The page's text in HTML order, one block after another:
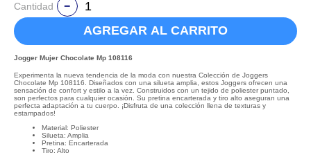
Cantidad
AGREGAR AL CARRITO
Jogger Mujer Chocolate Mp 108116
Experimenta la nueva tendencia de la moda con nuestra Colección de Joggers
Chocolate Mp 108116. Diseñados con una silueta amplia, estos Joggers ofrecen una
sensación de confort y estilo a la vez. Construidos con un tejido de poliester puntado,
son perfectos para cualquier ocasión. Su pretina encarterada y tiro alto aseguran una
perfecta adaptación a tu cuerpo. ¡Disfruta de una colección llena de texturas y
estampados!
Material: Poliester
Silueta: Amplia
Pretina: Encarterada
Tiro: Alto